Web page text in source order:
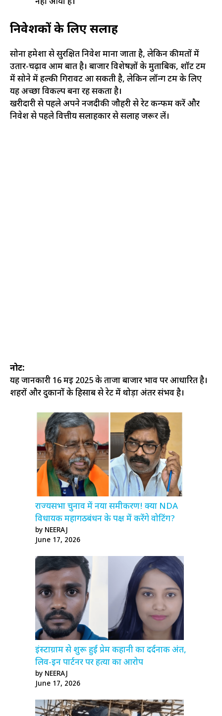
निवेशकों के लिए सलाह
सोना हमेशा से सुरक्षित निवेश माना जाता है, लेकिन कीमतों में
उतार-चढ़ाव आम बात है। बाजार विशेषज्ञों के मुताबिक, शॉर्ट टर्म
में सोने में हल्की गिरावट आ सकती है, लेकिन लॉन्ग टर्म के लिए
यह अच्छा विकल्प बना रह सकता है।
खरीदारी से पहले अपने नजदीकी जौहरी से रेट कन्फर्म करें और
निवेश से पहले वित्तीय सलाहकार से सलाह जरूर लें।
नोट:
यह जानकारी 16 मई 2025 के ताजा बाजार भाव पर आधारित है।
शहरों और दुकानों के हिसाब से रेट में थोड़ा अंतर संभव है।
राज्यसभा चुनाव में नया समीकरण! क्या NDA
विधायक महागठबंधन के पक्ष में करेंगे वोटिंग?
by NEERAJ
June 17, 2026
इंस्टाग्राम से शुरू हुई प्रेम कहानी का दर्दनाक अंत,
लिव-इन पार्टनर पर हत्या का आरोप
by NEERAJ
June 17, 2026